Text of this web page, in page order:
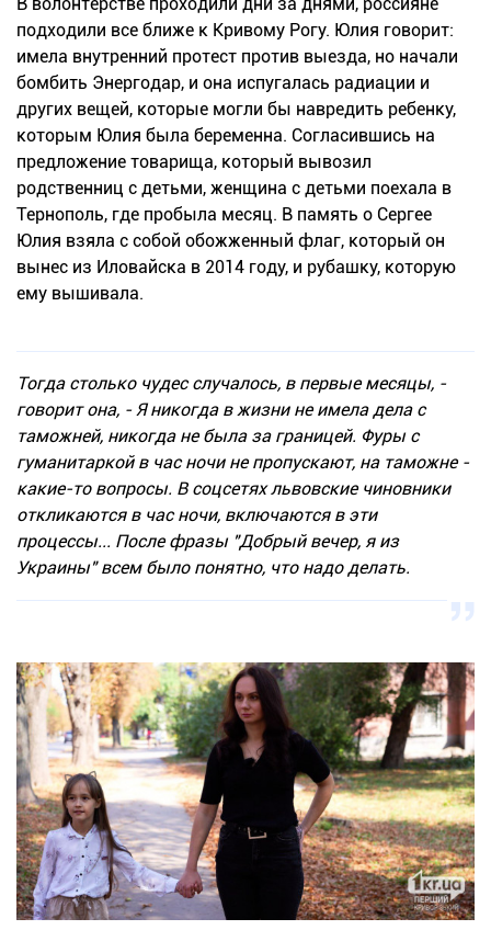
подходили все ближе к Кривому Рогу. Юлия говорит:
имела внутренний протест против выезда, но начали
бомбить Энергодар, и она испугалась радиации и
других вещей, которые могли бы навредить ребенку,
которым Юлия была беременна. Согласившись на
предложение товарища, который вывозил
родственниц с детьми, женщина с детьми поехала в
Тернополь, где пробыла месяц. В память о Сергее
Юлия взяла с собой обожженный флаг, который он
вынес из Иловайска в 2014 году, и рубашку, которую
ему вышивала.
Тогда столько чудес случалось, в первые месяцы, -
говорит она, - Я никогда в жизни не имела дела с
таможней, никогда не была за границей. Фуры с
гуманитаркой в час ночи не пропускают, на таможне -
какие-то вопросы. В соцсетях львовские чиновники
откликаются в час ночи, включаются в эти
процессы... После фразы "Добрый вечер, я из
Украины" всем было понятно, что надо делать.